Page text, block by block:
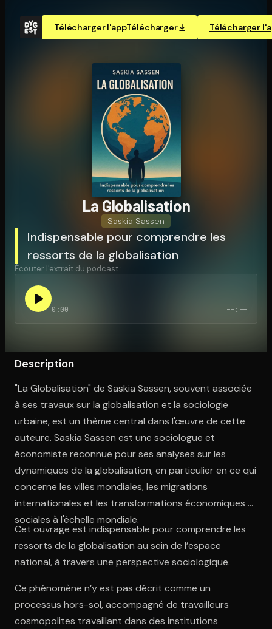
Télécharger l'appTélécharger Télécharger
Ouvre l'app Appareil photo, pointe sur le code. C'est gratuit à
La Glo­ba­li­sa­tion
Saskia Sassen
Indispensable pour comprendre les
ressorts de la globalisation
Écouter l'extrait du podcast :
0:00 --:--
Description
"La Globalisation" de Saskia Sassen, souvent associée
à ses travaux sur la globalisation et la sociologie
urbaine, est un thème central dans l'œuvre de cette
auteure. Saskia Sassen est une sociologue et
économiste reconnue pour ses analyses sur les
dynamiques de la globalisation, en particulier en ce qui
concerne les villes mondiales, les migrations
internationales et les transformations économiques et
sociales à l'échelle mondiale.
Cet ouvrage est indispensable pour comprendre les
ressorts de la globalisation au sein de l’espace
national, à travers une perspective sociologique.
Ce phénomène n’y est pas décrit comme un
processus hors-sol, accompagné de travailleurs
cosmopolites travaillant dans des institutions